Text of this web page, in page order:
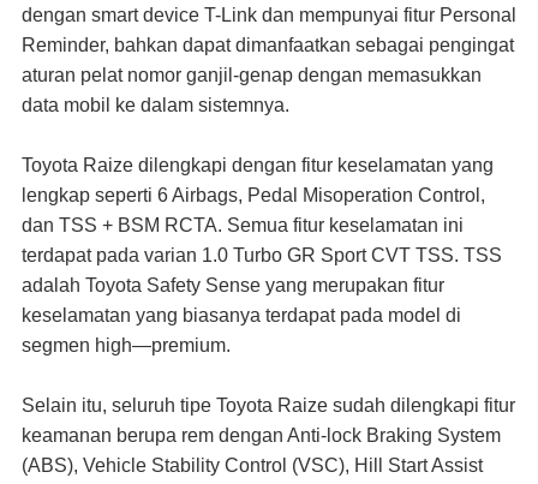
dengan smart device T-Link dan mempunyai fitur Personal
Reminder, bahkan dapat dimanfaatkan sebagai pengingat
aturan pelat nomor ganjil-genap dengan memasukkan
data mobil ke dalam sistemnya.
Toyota Raize dilengkapi dengan fitur keselamatan yang
lengkap seperti 6 Airbags, Pedal Misoperation Control,
dan TSS + BSM RCTA. Semua fitur keselamatan ini
terdapat pada varian 1.0 Turbo GR Sport CVT TSS. TSS
adalah Toyota Safety Sense yang merupakan fitur
keselamatan yang biasanya terdapat pada model di
segmen high—premium.
Selain itu, seluruh tipe Toyota Raize sudah dilengkapi fitur
keamanan berupa rem dengan Anti-lock Braking System
(ABS), Vehicle Stability Control (VSC), Hill Start Assist